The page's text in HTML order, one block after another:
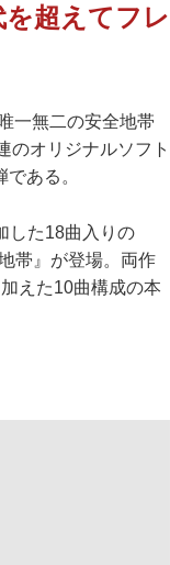
超えてフレ
一無二の安全地帯
のオリジナルソフト
ある。
した18曲入りの
帯』が登場。両作
えた10曲構成の本